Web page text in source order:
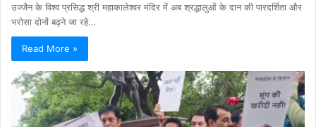
उज्जैन के विश्व प्रसिद्ध श्री महाकालेश्वर मंदिर में अब श्रद्धालुओं के दान की पारदर्शिता और
भरोसा दोनों बढ़ने जा रहे…
Read More »